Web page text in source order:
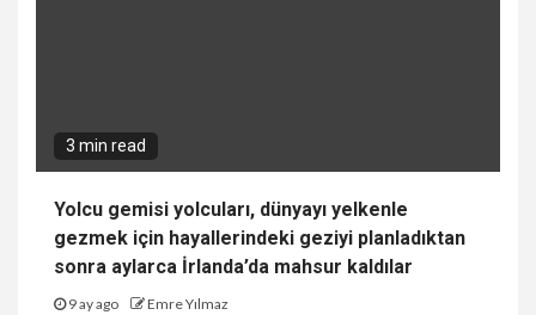
3 min read
Yolcu gemisi yolcuları, dünyayı yelkenle
gezmek için hayallerindeki geziyi planladıktan
sonra aylarca İrlanda’da mahsur kaldılar
9 ay ago Emre Yılmaz